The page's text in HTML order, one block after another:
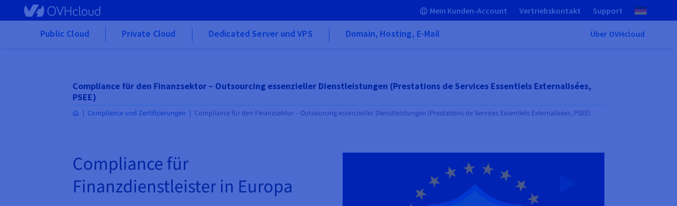
Skip to main content Mein Kunden-Account Vertriebskontakt Support
Public Cloud Private Cloud Dedicated Server und VPS Domain, Hosting, E-Mail Über OVHcloud
Compliance für den Finanzsektor – Outsourcing essenzieller Dienstleistungen (Prestations de Services Essentiels Externalisées,
PSEE)
Compliance und Zertifizierungen Compliance für den Finanzsektor – Outsourcing essenzieller Dienstleistungen (Prestations de Services Essentiels Externalisées, PSEE)
Compliance für
Finanzdienstleister in Europa